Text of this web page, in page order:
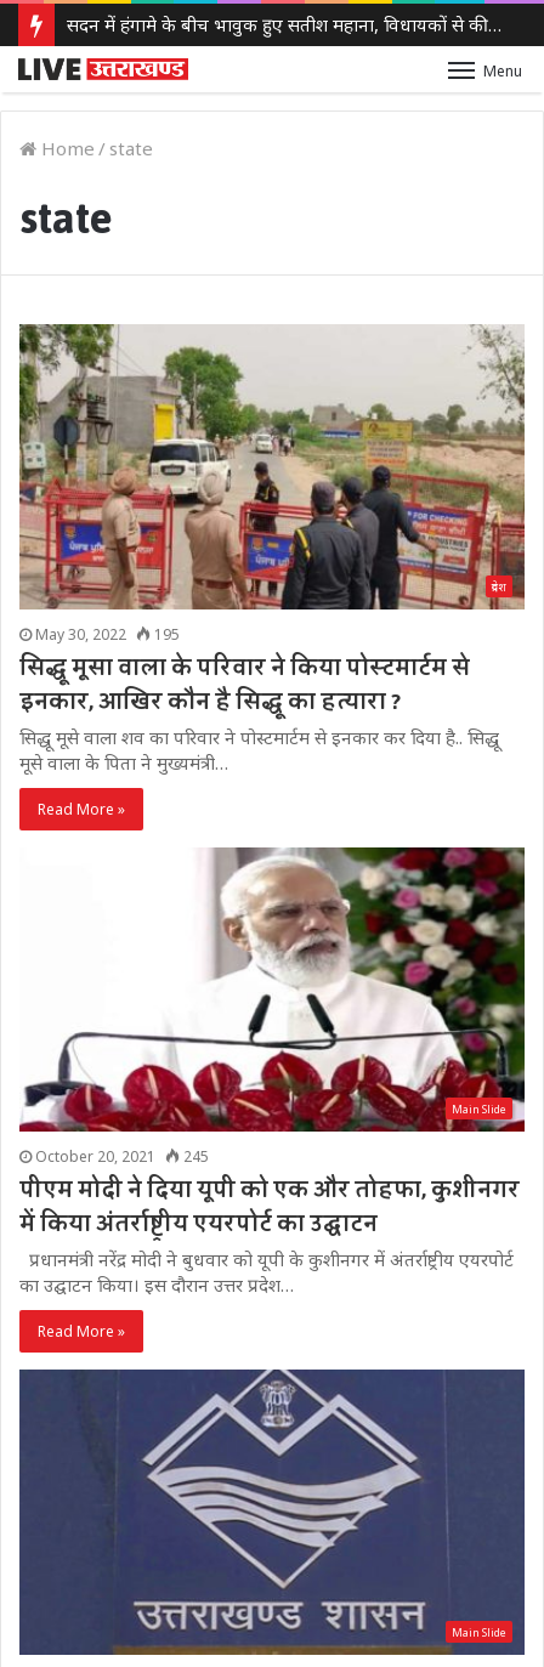
JPSC-JSSC आंदोलन: अनशन पर बैठे देवेंद्र नाथ महतो से सोनम वांगचुक ने की बात, सेहत पर जताई चिंता
Menu
Home / state
state
प्रदेश
May 30, 2022 195
सिद्धू मूसा वाला के परिवार ने किया पोस्टमार्टम से
इनकार, आखिर कौन है सिद्धू का हत्यारा ?
सिद्धू मूसे वाला शव का परिवार ने पोस्टमार्टम से इनकार कर दिया है.. सिद्धू
मूसे वाला के पिता ने मुख्यमंत्री…
Read More »
Main Slide
October 20, 2021 245
पीएम मोदी ने दिया यूपी को एक और तोहफा, कुशीनगर
में किया अंतर्राष्ट्रीय एयरपोर्ट का उद्घाटन
प्रधानमंत्री नरेंद्र मोदी ने बुधवार को यूपी के कुशीनगर में अंतर्राष्ट्रीय एयरपोर्ट
का उद्घाटन किया। इस दौरान उत्तर प्रदेश…
Read More »
Main Slide